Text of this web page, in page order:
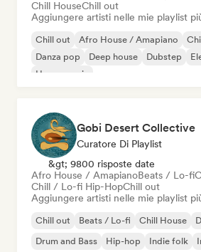
Chill HouseChill out
Aggiungere artisti nelle mie playlist
Chill out Afro House / Amapiano
Danza pop
Deep house Dubstep
House music
Gobi Desert Collective
Curatore Di Playlist
&gt; 9800 risposte date
Afro House / AmapianoBeats / Lo-fi
Chill / Lo-fi Hip-HopChill out
Aggiungere artisti nelle mie playlist
Chill out Beats / Lo-fi Chill House
Drum and Bass
Hip-hop Indie folk